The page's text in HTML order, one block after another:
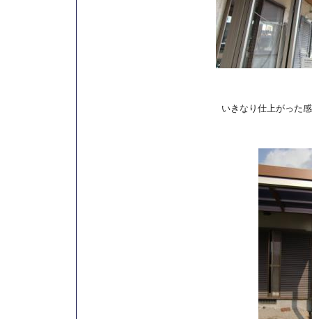
いきなり仕上がった